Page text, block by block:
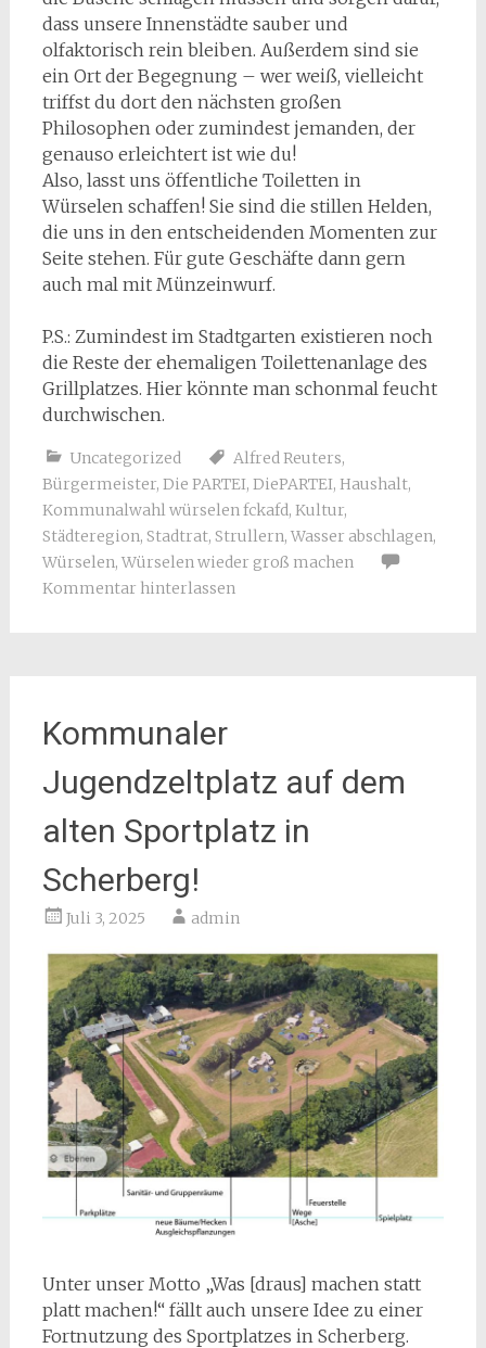
dass unsere Innenstädte sauber und
olfaktorisch rein bleiben. Außerdem sind sie
ein Ort der Begegnung – wer weiß, vielleicht
triffst du dort den nächsten großen
Philosophen oder zumindest jemanden, der
genauso erleichtert ist wie du!
Also, lasst uns öffentliche Toiletten in
Würselen schaffen! Sie sind die stillen Helden,
die uns in den entscheidenden Momenten zur
Seite stehen. Für gute Geschäfte dann gern
auch mal mit Münzeinwurf.
P.S.: Zumindest im Stadtgarten existieren noch
die Reste der ehemaligen Toilettenanlage des
Grillplatzes. Hier könnte man schonmal feucht
durchwischen.
Uncategorized Alfred Reuters,
Bürgermeister, Die PARTEI, DiePARTEI, Haushalt,
Kommunalwahl würselen fckafd, Kultur,
Städteregion, Stadtrat, Strullern, Wasser abschlagen,
Würselen, Würselen wieder groß machen
Kommentar hinterlassen
Kommunaler
Jugendzeltplatz auf dem
alten Sportplatz in
Scherberg!
Juli 3, 2025 admin
Unter unser Motto „Was [draus] machen statt
platt machen!“ fällt auch unsere Idee zu einer
Fortnutzung des Sportplatzes in Scherberg.